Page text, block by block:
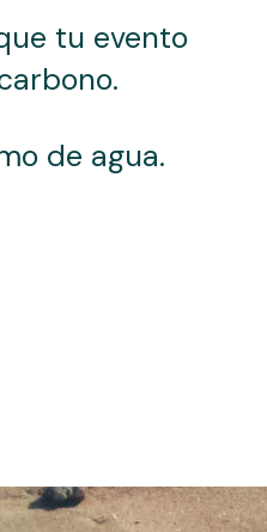
tu evento
de agua.